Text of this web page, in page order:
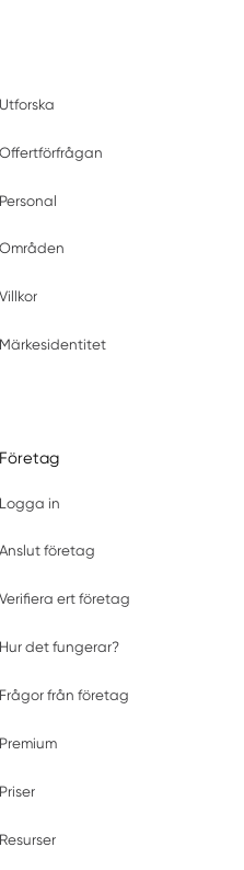
Utforska
Offertförfrågan
Personal
Områden
Villkor
Märkesidentitet
Företag
Logga in
Anslut företag
Verifiera ert företag
Hur det fungerar?
Frågor från företag
Premium
Priser
Resurser